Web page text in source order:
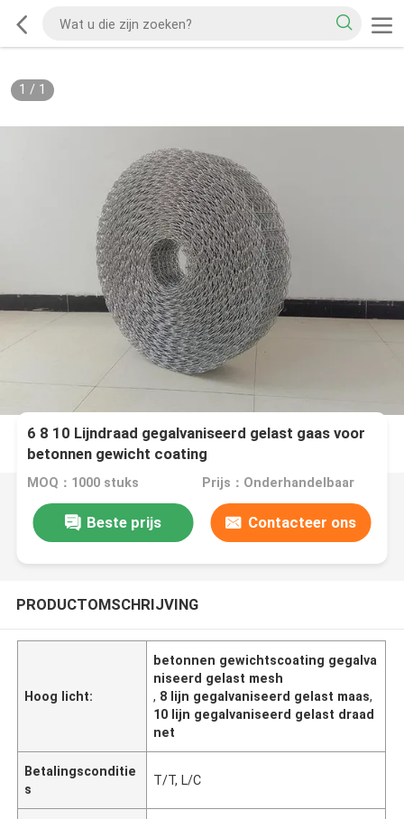
1 / 1
6 8 10 Lijndraad gegalvaniseerd gelast gaas voor
betonnen gewicht coating
MOQ：1000 stuks Prijs：Onderhandelbaar
Beste prijs Contacteer ons
PRODUCTOMSCHRIJVING
Hoog licht:
betonnen gewichtscoating gegalva
niseerd gelast mesh
, 8 lijn gegalvaniseerd gelast maas,
10 lijn gegalvaniseerd gelast draad
net
Betalingsconditie
s
T/T, L/C